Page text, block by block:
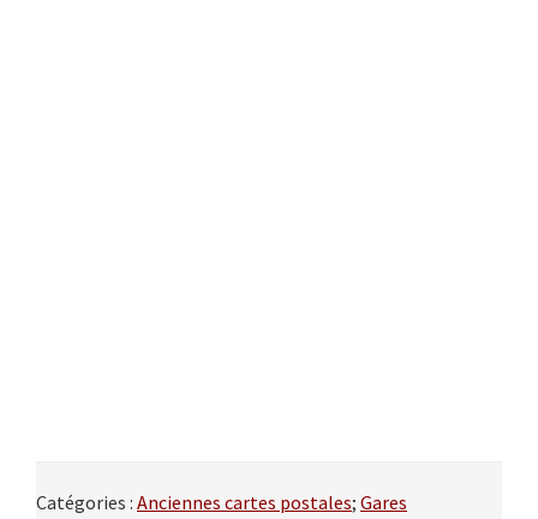
Catégories : Anciennes cartes postales; Gares